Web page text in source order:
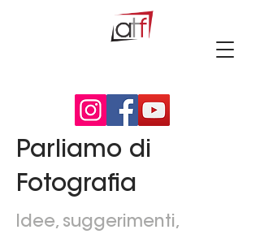
Parliamo di
Fotografia
Idee, suggerimenti,